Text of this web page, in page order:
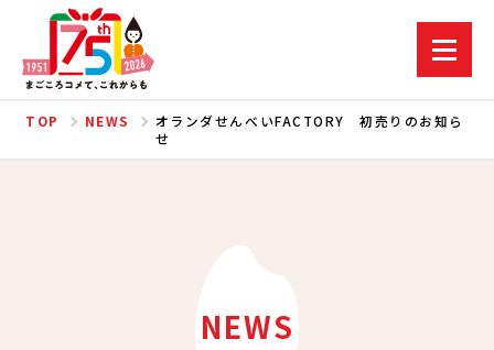
TOP NEWS
オランダせんべいFACTORY 初売りのお知ら
せ
NEWS